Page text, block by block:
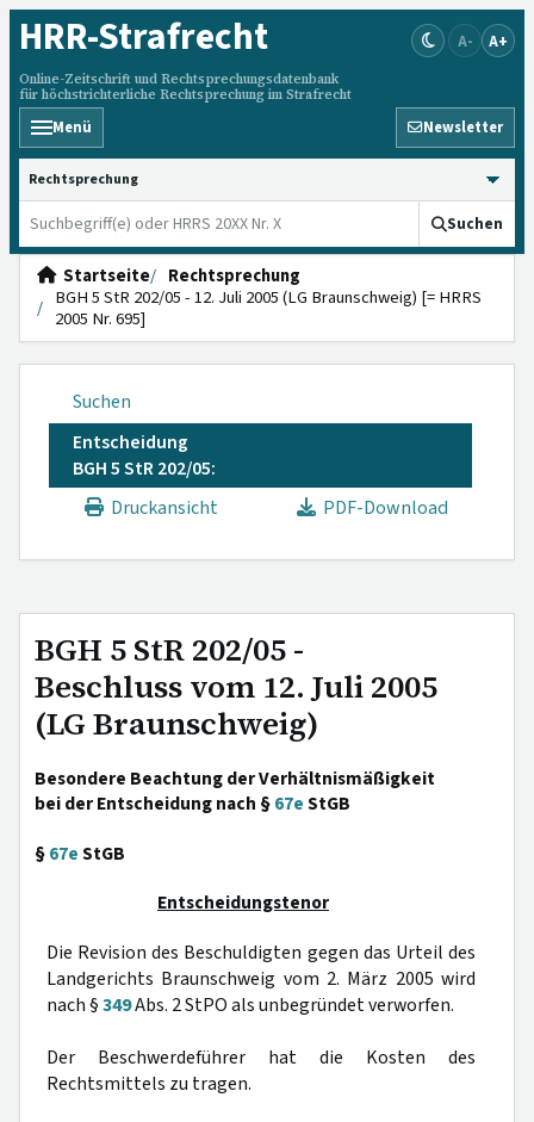
HRR-Strafrecht
Online-Zeitschrift und Rechtsprechungsdatenbank
für höchstrichterliche Rechtsprechung im Strafrecht
A- A+
Menü Newsletter
HRRS durchsuchen
Suchen
Startseite
Rechtsprechung
BGH 5 StR 202/05 - 12. Juli 2005 (LG Braunschweig) [= HRRS
2005 Nr. 695]
Suchen
Entscheidung
BGH 5 StR 202/05:
Druckansicht
PDF-Download
BGH 5 StR 202/05 -
Beschluss vom 12. Juli 2005
(LG Braunschweig)
Besondere Beachtung der Verhältnismäßigkeit
bei der Entscheidung nach §67eStGB
§67eStGB
Entscheidungstenor
Die Revision des Beschuldigten gegen das Urteil des
Landgerichts Braunschweig vom 2. März 2005 wird
nach §349Abs. 2 StPO als unbegründet verworfen.
Der Beschwerdeführer hat die Kosten des
Rechtsmittels zu tragen.